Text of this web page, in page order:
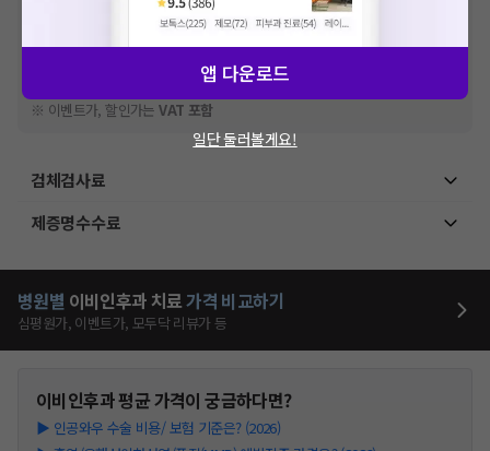
비급여 항목의 경우,추가비용 등으로 실제 가격과 상이할 수 있으니, 정확
한 가격은 해당 의료기관에 직접 문의해주세요.
※급여 항목의 경우,건강보험심사평가원에 고지되어 있는 급여 진료 기준 가
격입니다. (진료와 연관된 복합적인 비용이 추가되어, 병원마다 금액이 다르게
산정될 수 있는 점 참고 바랍니다.)
※ 이벤트가, 할인가는VAT 포함
검체검사료
제증명수수료
병원별 이비인후과 치료가격 비교하기
심평원가, 이벤트가, 모두닥 리뷰가 등
이비인후과평균 가격이 궁금하다면?
▶ 인공와우 수술 비용/ 보험 기준은? (2026)
앱 다운로드
일단 둘러볼게요!